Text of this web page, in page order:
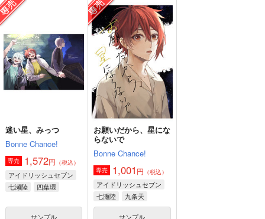
36℃ Splash!!
FIGHTER
629円（税込）
影山飛雄×日向翔陽
絶望の日に
ソロットラロッカー
1,100円（税込）
影山飛雄×菅原孝支
サンプル
作品詳細
迷い星、みっつ
Bonne Chance!
専売 1,572円 （税込）
アイドリッシュセブン
七瀬陸
四葉環
サンプル
お願いだから、星にな
らないで
Bonne Chance!
専売 1,001 円 （税込）
アイドリッシュセブン
七瀬陸
九条天
四葉環
サンプル